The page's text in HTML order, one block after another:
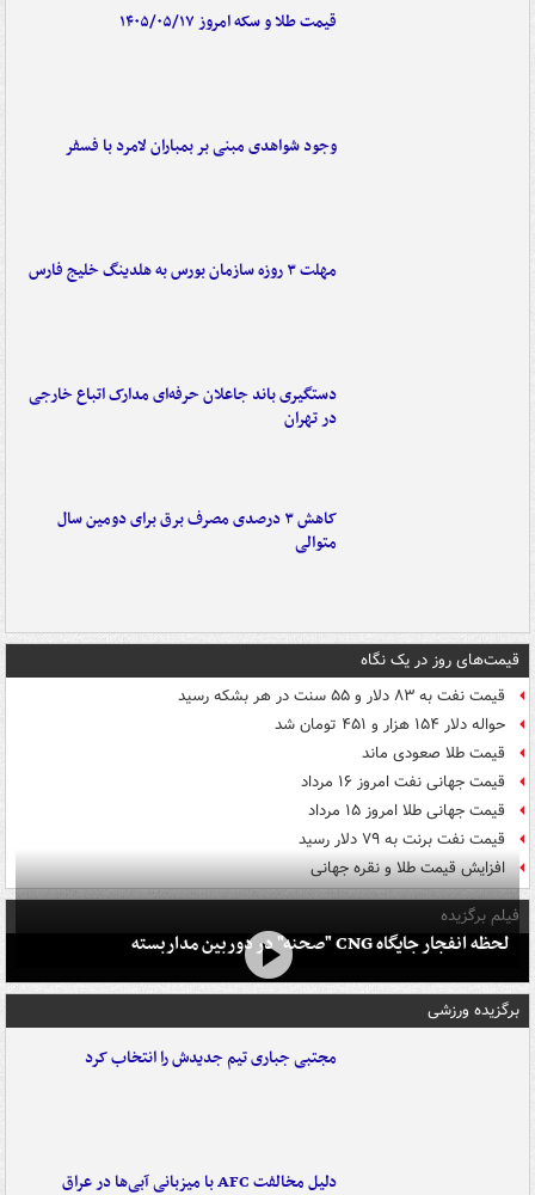
قیمت طلا و سکه امروز ۱۴۰۵/۰۵/۱۷
وجود شواهدی مبنی بر بمباران لامرد با فسفر
مهلت ۳ روزه سازمان بورس به هلدینگ خلیج فارس
دستگیری باند جاعلان حرفه‌ای مدارک اتباع خارجی
در تهران
کاهش ۳ درصدی مصرف برق برای دومین سال
متوالی
قیمت‌های روز در یک نگاه
قیمت نفت به ۸۳ دلار و ۵۵ سنت در هر بشکه رسید
حواله دلار ۱۵۴ هزار و ۴۵۱ تومان شد
قیمت طلا صعودی ماند
قیمت جهانی نفت امروز ۱۶ مرداد
قیمت جهانی طلا امروز ۱۵ مرداد
قیمت نفت برنت به ۷۹ دلار رسید
افزایش قیمت طلا و نقره جهانی
فیلم برگزیده
لحظه انفجار جایگاه CNG "صحنه" در دوربین مداربسته
برگزیده ورزشی
مجتبی جباری تیم جدیدش را انتخاب کرد
دلیل مخالفت AFC با میزبانی آبی‌ها در عراق